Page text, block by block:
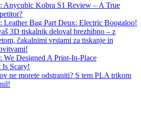
Anycubic Kobra S1 Review – A True
Leather Bag Part Deux: Electric Boogaloo!
3D tiskalnik deloval brezhibno – z
čakalnimi vrstami za tiskanje in
We Designed A Print-In-Place
Scary!
ne morete odstraniti? S tem PLA trikom